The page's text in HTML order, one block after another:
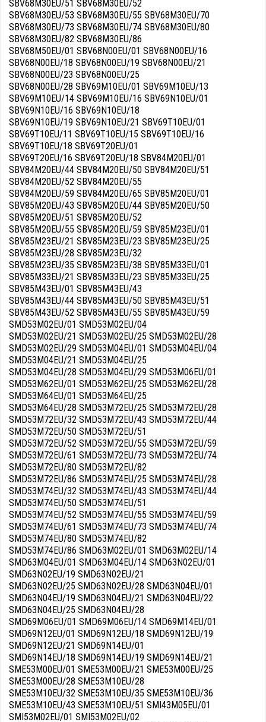
SBV68M30EU/51 SBV68M30EU/52
SBV68M30EU/53 SBV68M30EU/55 SBV68M30EU/70
SBV68M30EU/73 SBV68M30EU/74 SBV68M30EU/80
SBV68M30EU/82 SBV68M30EU/86
SBV68M50EU/01 SBV68N00EU/01 SBV68N00EU/16
SBV68N00EU/18 SBV68N00EU/19 SBV68N00EU/21
SBV68N00EU/23 SBV68N00EU/25
SBV68N00EU/28 SBV69M10EU/01 SBV69M10EU/13
SBV69M10EU/14 SBV69M10EU/16 SBV69N10EU/01
SBV69N10EU/16 SBV69N10EU/18
SBV69N10EU/19 SBV69N10EU/21 SBV69T10EU/01
SBV69T10EU/11 SBV69T10EU/15 SBV69T10EU/16
SBV69T10EU/18 SBV69T20EU/01
SBV69T20EU/16 SBV69T20EU/18 SBV84M20EU/01
SBV84M20EU/44 SBV84M20EU/50 SBV84M20EU/51
SBV84M20EU/52 SBV84M20EU/55
SBV84M20EU/59 SBV84M20EU/65 SBV85M20EU/01
SBV85M20EU/43 SBV85M20EU/44 SBV85M20EU/50
SBV85M20EU/51 SBV85M20EU/52
SBV85M20EU/55 SBV85M20EU/59 SBV85M23EU/01
SBV85M23EU/21 SBV85M23EU/23 SBV85M23EU/25
SBV85M23EU/28 SBV85M23EU/32
SBV85M23EU/35 SBV85M23EU/38 SBV85M33EU/01
SBV85M33EU/21 SBV85M33EU/23 SBV85M33EU/25
SBV85M43EU/01 SBV85M43EU/43
SBV85M43EU/44 SBV85M43EU/50 SBV85M43EU/51
SBV85M43EU/52 SBV85M43EU/55 SBV85M43EU/59
SMD53M02EU/01 SMD53M02EU/04
SMD53M02EU/21 SMD53M02EU/25 SMD53M02EU/28
SMD53M02EU/29 SMD53M04EU/01 SMD53M04EU/04
SMD53M04EU/21 SMD53M04EU/25
SMD53M04EU/28 SMD53M04EU/29 SMD53M06EU/01
SMD53M62EU/01 SMD53M62EU/25 SMD53M62EU/28
SMD53M64EU/01 SMD53M64EU/25
SMD53M64EU/28 SMD53M72EU/25 SMD53M72EU/28
SMD53M72EU/32 SMD53M72EU/43 SMD53M72EU/44
SMD53M72EU/50 SMD53M72EU/51
SMD53M72EU/52 SMD53M72EU/55 SMD53M72EU/59
SMD53M72EU/61 SMD53M72EU/73 SMD53M72EU/74
SMD53M72EU/80 SMD53M72EU/82
SMD53M72EU/86 SMD53M74EU/25 SMD53M74EU/28
SMD53M74EU/32 SMD53M74EU/43 SMD53M74EU/44
SMD53M74EU/50 SMD53M74EU/51
SMD53M74EU/52 SMD53M74EU/55 SMD53M74EU/59
SMD53M74EU/61 SMD53M74EU/73 SMD53M74EU/74
SMD53M74EU/80 SMD53M74EU/82
SMD53M74EU/86 SMD63M02EU/01 SMD63M02EU/14
SMD63M04EU/01 SMD63M04EU/14 SMD63N02EU/01
SMD63N02EU/19 SMD63N02EU/21
SMD63N02EU/25 SMD63N02EU/28 SMD63N04EU/01
SMD63N04EU/19 SMD63N04EU/21 SMD63N04EU/22
SMD63N04EU/25 SMD63N04EU/28
SMD69M06EU/01 SMD69M06EU/14 SMD69M14EU/01
SMD69N12EU/01 SMD69N12EU/18 SMD69N12EU/19
SMD69N12EU/21 SMD69N14EU/01
SMD69N14EU/18 SMD69N14EU/19 SMD69N14EU/21
SME53M00EU/01 SME53M00EU/21 SME53M00EU/25
SME53M00EU/28 SME53M10EU/28
SME53M10EU/32 SME53M10EU/35 SME53M10EU/36
SME53M10EU/43 SME53M10EU/51 SMI43M05EU/01
SMI53M02EU/01 SMI53M02EU/02